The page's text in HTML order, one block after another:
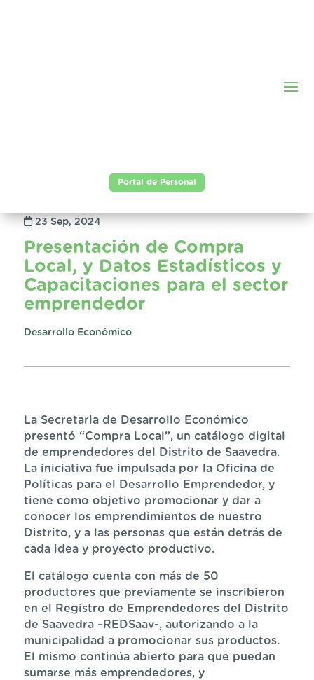
Portal de Personal
23 Sep, 2024
Presentación de Compra
Local, y Datos Estadísticos y
Capacitaciones para el sector
emprendedor
Desarrollo Económico
La Secretaria de Desarrollo Económico
presentó “Compra Local”, un catálogo digital
de emprendedores del Distrito de Saavedra.
La iniciativa fue impulsada por la Oficina de
Políticas para el Desarrollo Emprendedor, y
tiene como objetivo promocionar y dar a
conocer los emprendimientos de nuestro
Distrito, y a las personas que están detrás de
cada idea y proyecto productivo.
El catálogo cuenta con más de 50
productores que previamente se inscribieron
en el Registro de Emprendedores del Distrito
de Saavedra –REDSaav-, autorizando a la
municipalidad a promocionar sus productos.
El mismo continúa abierto para que puedan
sumarse más emprendedores, y